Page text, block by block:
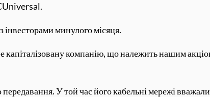
минулого місяця.
капіталізовану компанію, що належить нашим
У той час його кабельні мережі